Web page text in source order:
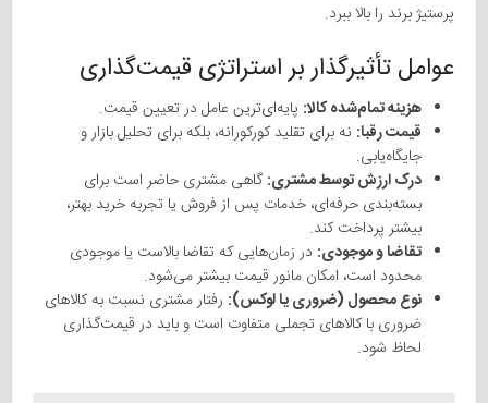
پرستیژ برند را بالا ببرد.
عوامل تأثیرگذار بر استراتژی قیمت‌گذاری
هزینه تمام‌شده کالا: پایه‌ای‌ترین عامل در تعیین قیمت.
قیمت‌ رقبا: نه برای تقلید کورکورانه، بلکه برای تحلیل بازار و
جایگاه‌یابی.
درک ارزش توسط مشتری:گاهی مشتری حاضر است برای
بسته‌بندی حرفه‌ای، خدمات پس از فروش یا تجربه خرید بهتر،
بیشتر پرداخت کند.
تقاضا و موجودی: در زمان‌هایی که تقاضا بالاست یا موجودی
محدود است، امکان مانور قیمت بیشتر می‌شود.
نوع محصول (ضروری یا لوکس): رفتار مشتری نسبت به کالاهای
ضروری با کالاهای تجملی متفاوت است و باید در قیمت‌گذاری
لحاظ شود.